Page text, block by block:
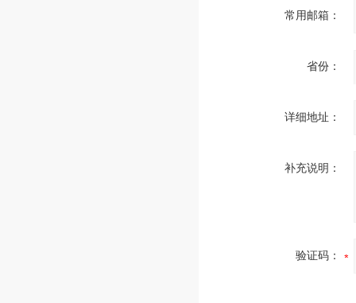
常用邮箱：
省份：
详细地址：
补充说明：
验证码：